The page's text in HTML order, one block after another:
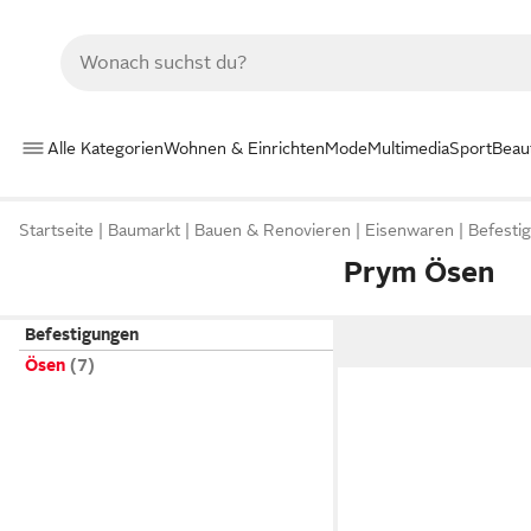
Alle KategorienWohnen & EinrichtenModeMultimediaSport
Startseite Baumarkt Bauen & Renovieren Eisenwaren
Prym Ösen
Befestigungen
Ösen